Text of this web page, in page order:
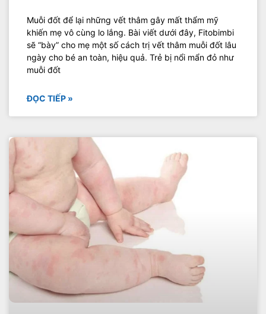
Muỗi đốt để lại những vết thâm gây mất thẩm mỹ
khiến mẹ vô cùng lo lắng. Bài viết dưới đây, Fitobimbi
sẽ “bày” cho mẹ một số cách trị vết thâm muỗi đốt lâu
ngày cho bé an toàn, hiệu quả. Trẻ bị nổi mẩn đỏ như
muỗi đốt
ĐỌC TIẾP »